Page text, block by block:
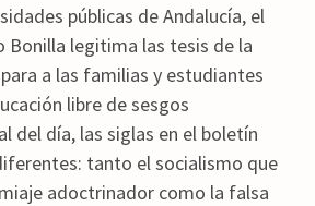
públicas de Andalucía, el
Bonilla legitima las tesis de la
a las familias y estudiantes
libre de sesgos
del día, las siglas en el boletín
tanto el socialismo que
adoctrinador como la falsa